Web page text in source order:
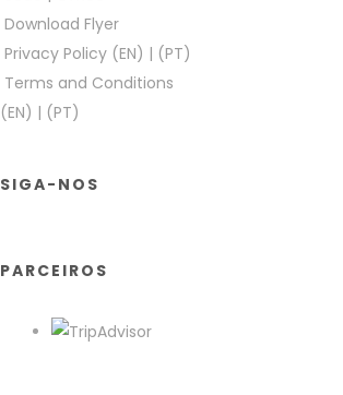
Download Flyer
Privacy Policy (EN) | (PT)
Terms and Conditions
(EN) | (PT)
SIGA-NOS
PARCEIROS